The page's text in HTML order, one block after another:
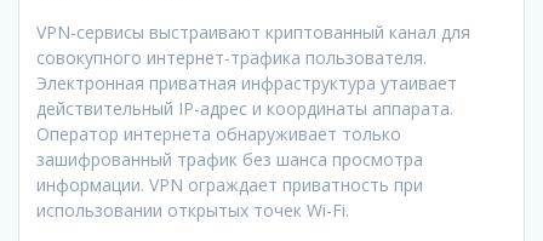
VPN-сервисы выстраивают криптованный канал для
совокупного интернет-трафика пользователя.
Электронная приватная инфраструктура утаивает
действительный IP-адрес и координаты аппарата.
Оператор интернета обнаруживает только
зашифрованный трафик без шанса просмотра
информации. VPN ограждает приватность при
использовании открытых точек Wi-Fi.